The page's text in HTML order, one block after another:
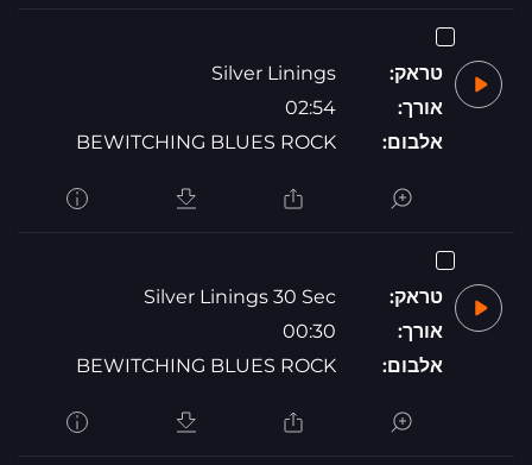
טראק:
Silver Linings
אורך:
02:54
אלבום:
BEWITCHING BLUES ROCK
טראק:
Silver Linings 30 Sec
אורך:
00:30
אלבום:
BEWITCHING BLUES ROCK